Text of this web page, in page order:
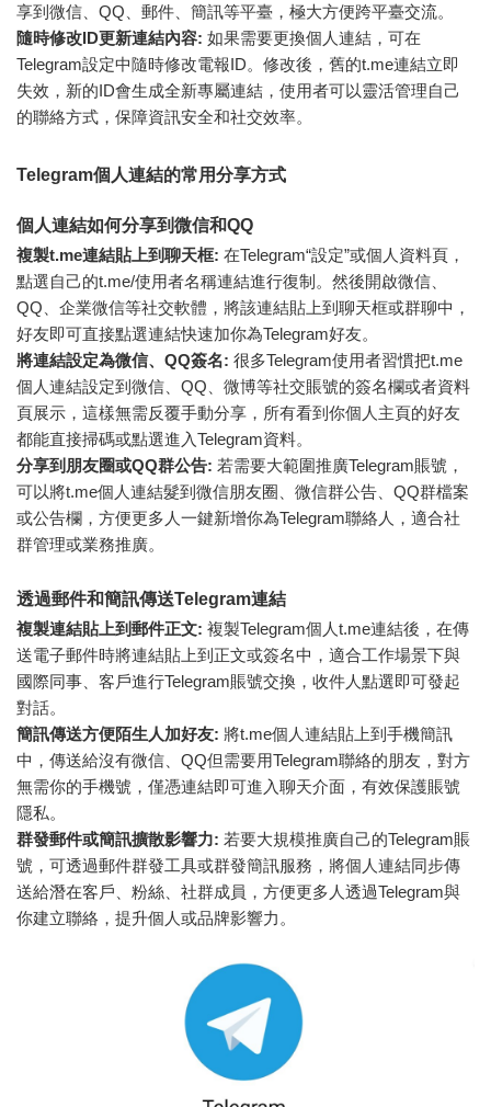
享到微信、QQ、郵件、簡訊等平臺，極大方便跨平臺交流。
隨時修改ID更新連結內容: 如果需要更換個人連結，可在
Telegram設定中隨時修改電報ID。修改後，舊的t.me連結立即
失效，新的ID會生成全新專屬連結，使用者可以靈活管理自己
的聯絡方式，保障資訊安全和社交效率。
Telegram個人連結的常用分享方式
個人連結如何分享到微信和QQ
複製t.me連結貼上到聊天框: 在Telegram“設定”或個人資料頁，
點選自己的t.me/使用者名稱連結進行復制。然後開啟微信、
QQ、企業微信等社交軟體，將該連結貼上到聊天框或群聊中，
好友即可直接點選連結快速加你為Telegram好友。
將連結設定為微信、QQ簽名: 很多Telegram使用者習慣把t.me
個人連結設定到微信、QQ、微博等社交賬號的簽名欄或者資料
頁展示，這樣無需反覆手動分享，所有看到你個人主頁的好友
都能直接掃碼或點選進入Telegram資料。
分享到朋友圈或QQ群公告: 若需要大範圍推廣Telegram賬號，
可以將t.me個人連結髮到微信朋友圈、微信群公告、QQ群檔案
或公告欄，方便更多人一鍵新增你為Telegram聯絡人，適合社
群管理或業務推廣。
透過郵件和簡訊傳送Telegram連結
複製連結貼上到郵件正文: 複製Telegram個人t.me連結後，在傳
送電子郵件時將連結貼上到正文或簽名中，適合工作場景下與
國際同事、客戶進行Telegram賬號交換，收件人點選即可發起
對話。
簡訊傳送方便陌生人加好友: 將t.me個人連結貼上到手機簡訊
中，傳送給沒有微信、QQ但需要用Telegram聯絡的朋友，對方
無需你的手機號，僅憑連結即可進入聊天介面，有效保護賬號
隱私。
群發郵件或簡訊擴散影響力: 若要大規模推廣自己的Telegram賬
號，可透過郵件群發工具或群發簡訊服務，將個人連結同步傳
送給潛在客戶、粉絲、社群成員，方便更多人透過Telegram與
你建立聯絡，提升個人或品牌影響力。